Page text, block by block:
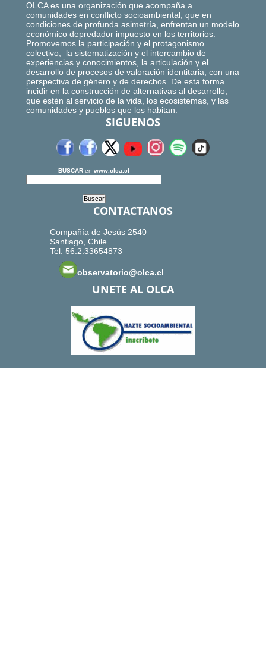
OLCA es una organización que acompaña a
comunidades en conflicto socioambiental, que en
condiciones de profunda asimetría, enfrentan un modelo
económico depredador impuesto en los territorios.
Promovemos la participación y el protagonismo
colectivo, la sistematización y el intercambio de
experiencias y conocimientos, la articulación y el
desarrollo de procesos de valoración identitaria, con una
perspectiva de género y de derechos. De esta forma
incidir en la construcción de alternativas al desarrollo,
que estén al servicio de la vida, los ecosistemas, y las
comunidades y pueblos que los habitan.
SIGUENOS
BUSCAR en www.olca.cl
CONTACTANOS
Compañía de Jesús 2540
Santiago, Chile.
Tel: 56.2.33654873
observatorio@olca.cl
UNETE AL OLCA